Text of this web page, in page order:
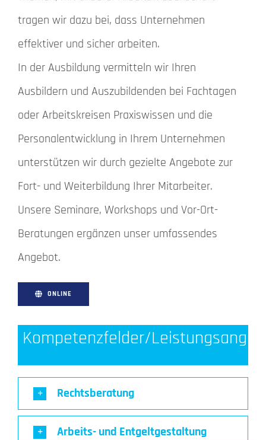
tragen wir dazu bei, dass Unternehmen
effektiver und sicher arbeiten.
In der Ausbildung vermitteln wir Ihren
Ausbildern und Auszubildenden bei Fachtagen
oder Arbeitskreisen Praxiswissen und die
Personalentwicklung in Ihrem Unternehmen
unterstützen wir durch gezielte Angebote zur
Fort- und Weiterbildung Ihrer Mitarbeiter.
Unsere Seminare, Workshops und Vor-Ort-
Beratungen ergänzen unser umfassendes
Angebot.
ONLINE
Kompetenzfelder/
Rechtsberatung
Arbeits- und Entgeltgestaltung